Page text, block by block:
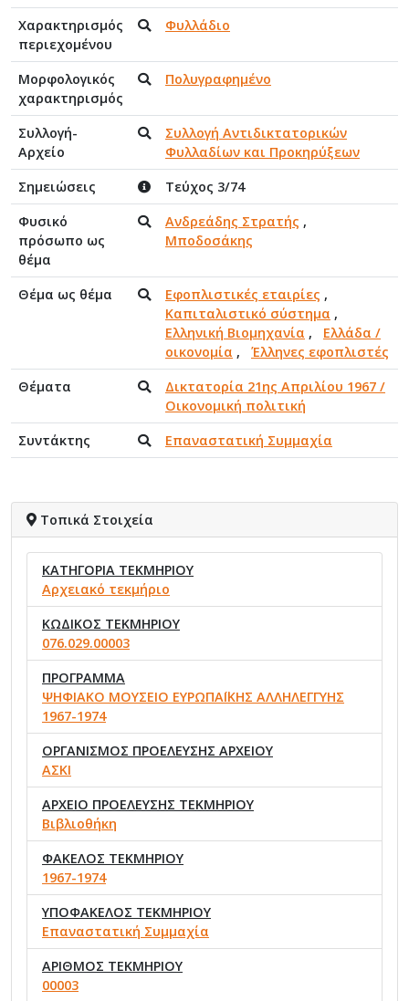
Χαρακτηρισμός
περιεχομένου
Φυλλάδιο
Μορφολογικός
χαρακτηρισμός
Πολυγραφημένο
Συλλογή-
Αρχείο
Συλλογή Αντιδικτατορικών
Φυλλαδίων και Προκηρύξεων
Σημειώσεις
Τεύχος 3/74
Φυσικό
πρόσωπο ως
θέμα
Ανδρεάδης Στρατής ,
Μποδοσάκης
Θέμα ως θέμα Εφοπλιστικές εταιρίες ,
Καπιταλιστικό σύστημα ,
Ελληνική Βιομηχανία , Ελλάδα /
οικονομία , Έλληνες εφοπλιστές
Θέματα
Δικτατορία 21ης Απριλίου 1967 /
Οικονομική πολιτική
Συντάκτης
Επαναστατική Συμμαχία
Τοπικά Στοιχεία
ΚΑΤΗΓΟΡΙΑ ΤΕΚΜΗΡΙΟΥ
Αρχειακό τεκμήριο
ΚΩΔΙΚΟΣ ΤΕΚΜΗΡΙΟΥ
076.029.00003
ΠΡΟΓΡΑΜΜΑ
ΨΗΦΙΑΚΟ ΜΟΥΣΕΙΟ ΕΥΡΩΠΑΪΚΗΣ ΑΛΛΗΛΕΓΓΥΗΣ
1967-1974
ΟΡΓΑΝΙΣΜΟΣ ΠΡΟΕΛΕΥΣΗΣ ΑΡΧΕΙΟΥ
ΑΣΚΙ
ΑΡΧΕΙΟ ΠΡΟΕΛΕΥΣΗΣ ΤΕΚΜΗΡΙΟΥ
Βιβλιοθήκη
ΦΑΚΕΛΟΣ ΤΕΚΜΗΡΙΟΥ
1967-1974
ΥΠΟΦΑΚΕΛΟΣ ΤΕΚΜΗΡΙΟΥ
Επαναστατική Συμμαχία
ΑΡΙΘΜΟΣ ΤΕΚΜΗΡΙΟΥ
00003